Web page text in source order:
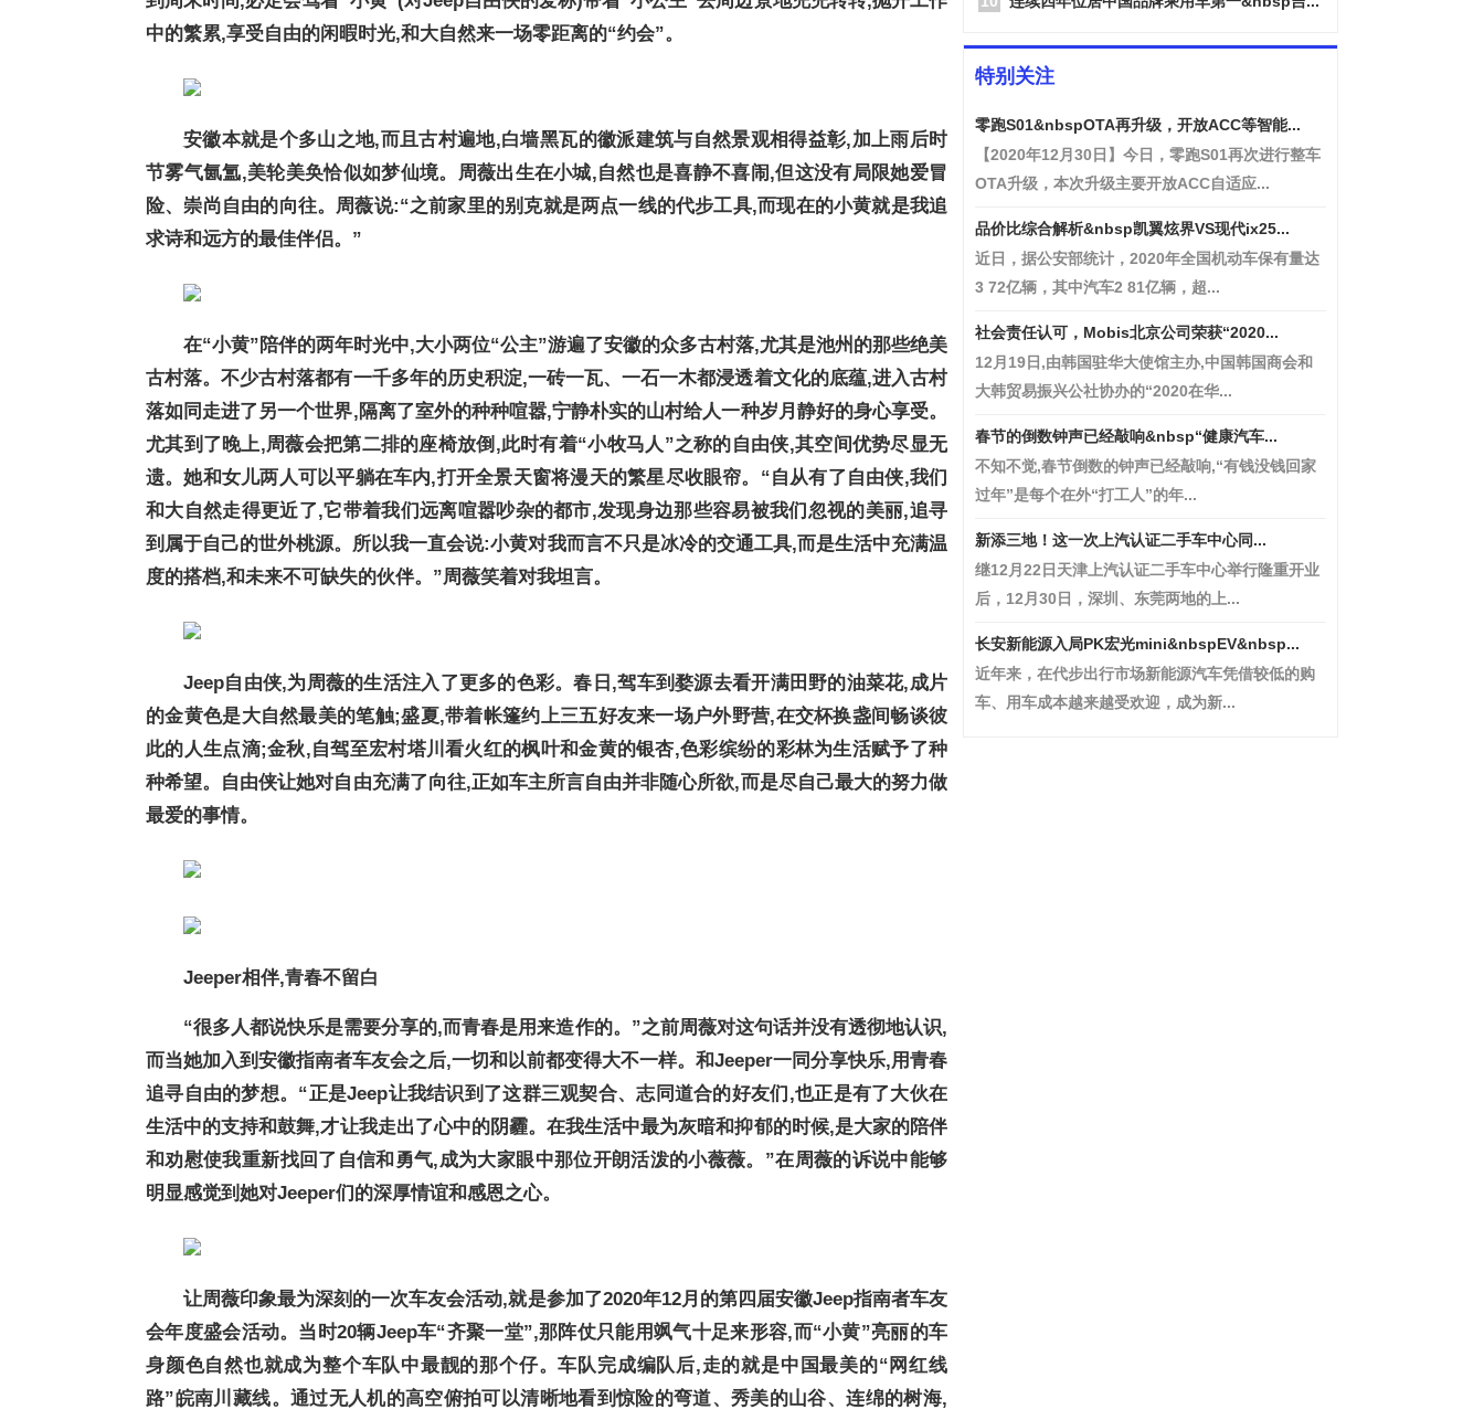
中的繁累,享受自由的闲暇时光,和大自然来一场零距离的“约会”。
安徽本就是个多山之地,而且古村遍地,白墙黑瓦的徽派建筑与自然景观相得益彰,加上雨后时
节雾气氤氲,美轮美奂恰似如梦仙境。周薇出生在小城,自然也是喜静不喜闹,但这没有局限她爱冒
险、崇尚自由的向往。周薇说:“之前家里的别克就是两点一线的代步工具,而现在的小黄就是我追
求诗和远方的最佳伴侣。”
在“小黄”陪伴的两年时光中,大小两位“公主”游遍了安徽的众多古村落,尤其是池州的那些绝美
古村落。不少古村落都有一千多年的历史积淀,一砖一瓦、一石一木都浸透着文化的底蕴,进入古村
落如同走进了另一个世界,隔离了室外的种种喧嚣,宁静朴实的山村给人一种岁月静好的身心享受。
尤其到了晚上,周薇会把第二排的座椅放倒,此时有着“小牧马人”之称的自由侠,其空间优势尽显无
遗。她和女儿两人可以平躺在车内,打开全景天窗将漫天的繁星尽收眼帘。“自从有了自由侠,我们
和大自然走得更近了,它带着我们远离喧嚣吵杂的都市,发现身边那些容易被我们忽视的美丽,追寻
到属于自己的世外桃源。所以我一直会说:小黄对我而言不只是冰冷的交通工具,而是生活中充满温
度的搭档,和未来不可缺失的伙伴。”周薇笑着对我坦言。
Jeep自由侠,为周薇的生活注入了更多的色彩。春日,驾车到婺源去看开满田野的油菜花,成片
的金黄色是大自然最美的笔触;盛夏,带着帐篷约上三五好友来一场户外野营,在交杯换盏间畅谈彼
此的人生点滴;金秋,自驾至宏村塔川看火红的枫叶和金黄的银杏,色彩缤纷的彩林为生活赋予了种
种希望。自由侠让她对自由充满了向往,正如车主所言自由并非随心所欲,而是尽自己最大的努力做
最爱的事情。
Jeeper相伴,青春不留白
“很多人都说快乐是需要分享的,而青春是用来造作的。”之前周薇对这句话并没有透彻地认识,
而当她加入到安徽指南者车友会之后,一切和以前都变得大不一样。和Jeeper一同分享快乐,用青春
追寻自由的梦想。“正是Jeep让我结识到了这群三观契合、志同道合的好友们,也正是有了大伙在
生活中的支持和鼓舞,才让我走出了心中的阴霾。在我生活中最为灰暗和抑郁的时候,是大家的陪伴
和劝慰使我重新找回了自信和勇气,成为大家眼中那位开朗活泼的小薇薇。”在周薇的诉说中能够
明显感觉到她对Jeeper们的深厚情谊和感恩之心。
让周薇印象最为深刻的一次车友会活动,就是参加了2020年12月的第四届安徽Jeep指南者车友
会年度盛会活动。当时20辆Jeep车“齐聚一堂”,那阵仗只能用飒气十足来形容,而“小黄”亮丽的车
身颜色自然也就成为整个车队中最靓的那个仔。车队完成编队后,走的就是中国最美的“网红线
路”皖南川藏线。通过无人机的高空俯拍可以清晰地看到惊险的弯道、秀美的山谷、连绵的树海,
特别关注
零跑S01&nbspOTA再升级，开放ACC等智能...
【2020年12月30日】今日，零跑S01再次进行整车
OTA升级，本次升级主要开放ACC自适应...
品价比综合解析&nbsp凯翼炫界VS现代ix25...
近日，据公安部统计，2020年全国机动车保有量达
3 72亿辆，其中汽车2 81亿辆，超...
社会责任认可，Mobis北京公司荣获“2020...
12月19日,由韩国驻华大使馆主办,中国韩国商会和
大韩贸易振兴公社协办的“2020在华...
春节的倒数钟声已经敲响&nbsp“健康汽车...
不知不觉,春节倒数的钟声已经敲响,“有钱没钱回家
过年”是每个在外“打工人”的年...
新添三地！这一次上汽认证二手车中心同...
继12月22日天津上汽认证二手车中心举行隆重开业
后，12月30日，深圳、东莞两地的上...
长安新能源入局PK宏光mini&nbspEV&nbsp...
近年来，在代步出行市场新能源汽车凭借较低的购
车、用车成本越来越受欢迎，成为新...